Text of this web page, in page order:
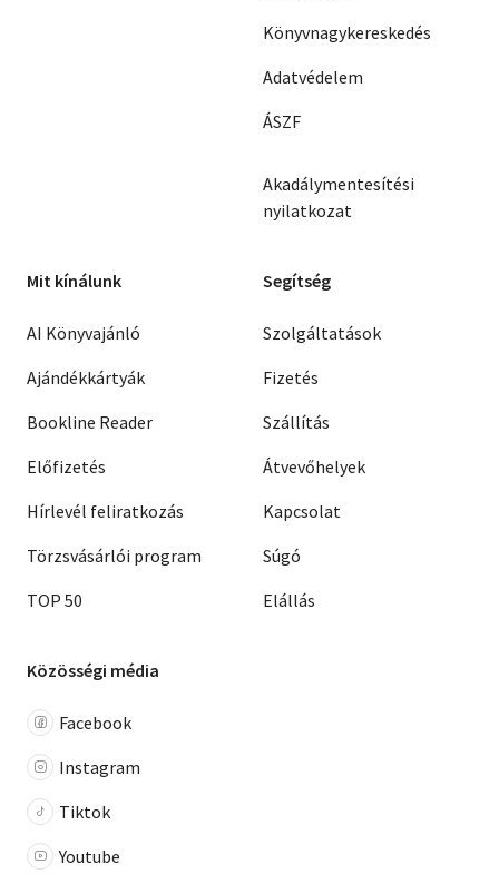
Könyvnagykereskedés
Adatvédelem
ÁSZF
Akadálymentesítési
nyilatkozat
Mit kínálunk
AI Könyvajánló
Ajándékkártyák
Bookline Reader
Előfizetés
Hírlevél feliratkozás
Törzsvásárlói program
TOP 50
Segítség
Szolgáltatások
Fizetés
Szállítás
Átvevőhelyek
Kapcsolat
Súgó
Elállás
Közösségi média
Facebook
Instagram
Tiktok
Youtube